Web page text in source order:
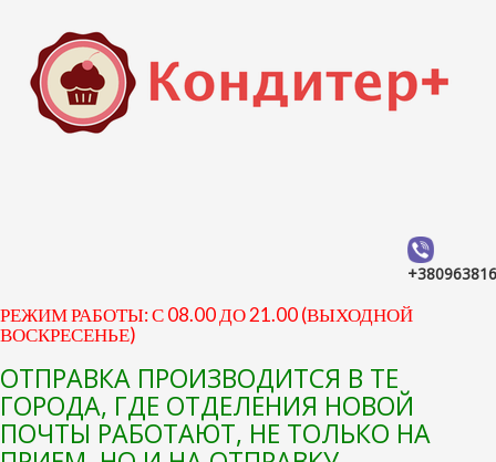
РЕЖИМ РАБОТЫ: С 08.00 ДО 21.00 (ВЫХОДНОЙ
ВОСКРЕСЕНЬЕ)
ОТПРАВКА ПРОИЗВОДИТСЯ В ТЕ
ГОРОДА, ГДЕ ОТДЕЛЕНИЯ НОВОЙ
ПОЧТЫ РАБОТАЮТ, НЕ ТОЛЬКО НА